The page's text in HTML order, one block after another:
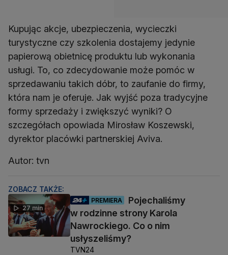
Kupując akcje, ubezpieczenia, wycieczki
turystyczne czy szkolenia dostajemy jedynie
papierową obietnicę produktu lub wykonania
usługi. To, co zdecydowanie może pomóc w
sprzedawaniu takich dóbr, to zaufanie do firmy,
która nam je oferuje. Jak wyjść poza tradycyjne
formy sprzedaży i zwiększyć wyniki? O
szczegółach opowiada Mirosław Koszewski,
dyrektor placówki partnerskiej Aviva.
Autor: tvn
ZOBACZ TAKŻE:
27 min
PREMIERA
Pojechaliśmy
w rodzinne strony Karola
Nawrockiego. Co o nim
usłyszeliśmy?
TVN24